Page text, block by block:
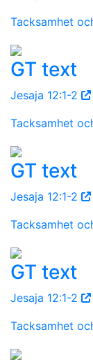
Tacksamhet
GT text
Jesaja 12:1-2
Tacksamhet
GT text
Jesaja 12:1-2
Tacksamhet
GT text
Jesaja 12:1-2
Tacksamhet